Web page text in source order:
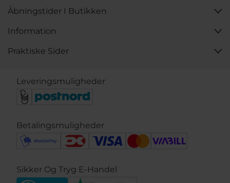
Åbningstider I Butikken
Information
Praktiske Sider
Leveringsmuligheder
Betalingsmuligheder
Sikker Og Tryg E-Handel